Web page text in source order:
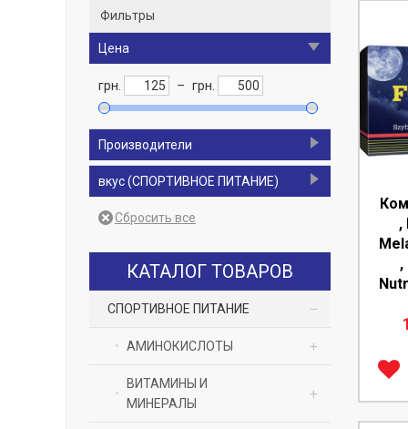
Фильтры
Цена
грн. – грн.
Производители
NOW Foods 4
Puritans Pride 4
VP laboratory 1
вкус (СПОРТИВНОЕ ПИТАНИЕ)
тропический апельсин
КАТАЛОГ ТОВАРОВ
СПОРТИВНОЕ ПИТАНИЕ
АМИНОКИСЛОТЫ
Аминокислотные
комплексы
ВИТАМИНЫ И
МИНЕРАЛЫ
,
,